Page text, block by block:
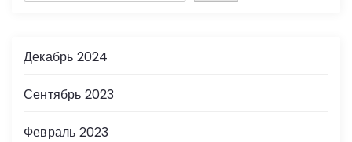
Декабрь 2024
Сентябрь 2023
Февраль 2023